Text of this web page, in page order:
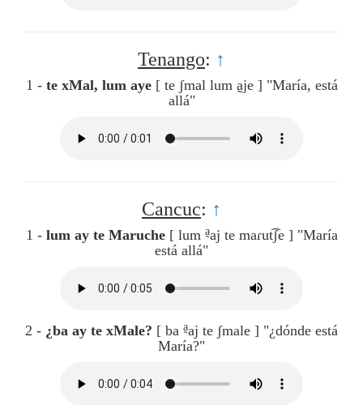
Tenango: ↑
1 - te xMal, lum aye [ te ʃmal lum a̰je ] "María, está
allá"
Cancuc: ↑
1 - lum ay te Maruche [ lum a̰aj te maɾut͡ʃe ] "María
está allá"
2 - ¿ba ay te xMale? [ ba a̰aj te ʃmale ] "¿dónde está
María?"